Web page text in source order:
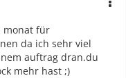
monat für
da ich sehr viel
auftrag dran.du
mehr hast ;)